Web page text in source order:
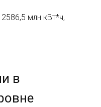
млн кВт*ч,
в